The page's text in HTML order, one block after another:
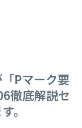
Pマーク要
徹底解説セ
。